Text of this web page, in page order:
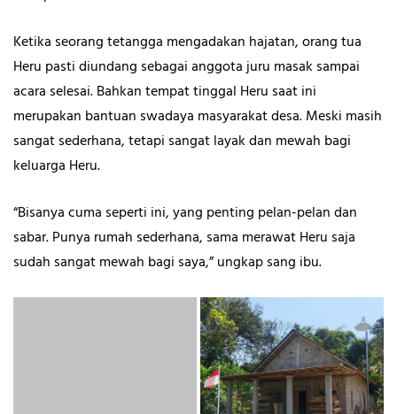
Ketika seorang tetangga mengadakan hajatan, orang tua
Heru pasti diundang sebagai anggota juru masak sampai
acara selesai. Bahkan tempat tinggal Heru saat ini
merupakan bantuan swadaya masyarakat desa. Meski masih
sangat sederhana, tetapi sangat layak dan mewah bagi
keluarga Heru.
“Bisanya cuma seperti ini, yang penting pelan-pelan dan
sabar. Punya rumah sederhana, sama merawat Heru saja
sudah sangat mewah bagi saya,” ungkap sang ibu.